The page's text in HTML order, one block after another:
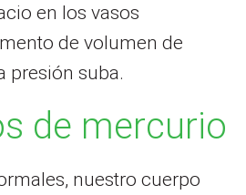
en los vasos
de volumen de
presión suba.
de mercurio
nuestro cuerpo